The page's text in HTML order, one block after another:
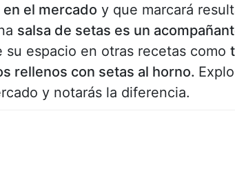
el mercado y que marcará
salsa de setas es un
espacio en otras recetas como
rellenos con setas al horno.
y notarás la diferencia.